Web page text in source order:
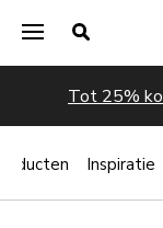
Tot 25%
Inspiratie